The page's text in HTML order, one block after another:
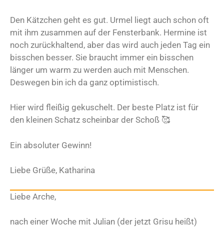
Den Kätzchen geht es gut. Urmel liegt auch schon oft
mit ihm zusammen auf der Fensterbank. Hermine ist
noch zurückhaltend, aber das wird auch jeden Tag ein
bisschen besser. Sie braucht immer ein bisschen
länger um warm zu werden auch mit Menschen.
Deswegen bin ich da ganz optimistisch.
Hier wird fleißig gekuschelt. Der beste Platz ist für
den kleinen Schatz scheinbar der Schoß 🥰
Ein absoluter Gewinn!
Liebe Grüße, Katharina
Liebe Arche,
nach einer Woche mit Julian (der jetzt Grisu heißt)